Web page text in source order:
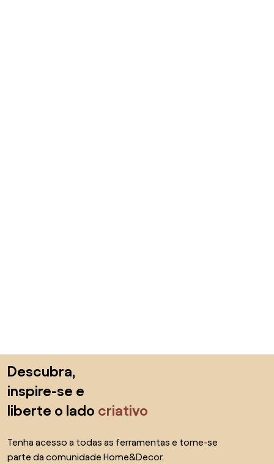
Descubra,
inspire-se e
liberte o lado criativo
Tenha acesso a todas as ferramentas e torne-se
parte da comunidade Home&Decor.